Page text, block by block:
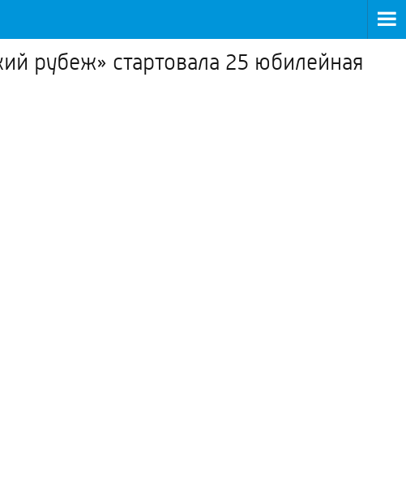
рубеж» стартовала 25 юбилейная